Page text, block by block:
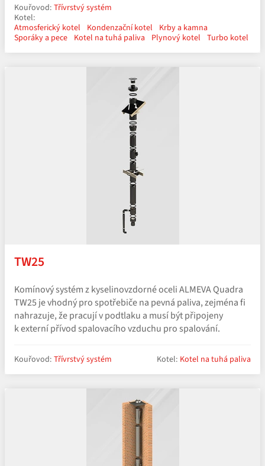
Kouřovod: Třívrstvý systém
Kotel:
Atmosferický kotel
Kondenzační kotel
Krby a kamna
Sporáky a pece Kotel na tuhá paliva Plynový kotel Turbo kotel
TW25
Komínový systém z kyselinovzdorné oceli ALMEVA Quadra
TW25 je vhodný pro spotřebiče na pevná paliva, zejména fi
nahrazuje, že pracují v podtlaku a musí být připojeny
k externí přívod spalovacího vzduchu pro spalování.
Kouřovod: Třívrstvý systém Kotel: Kotel na tuhá paliva